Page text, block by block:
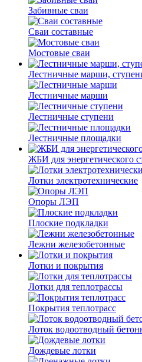
Забивные сваи
Сваи составные
Мостовые сваи
Лестничные марши,
Лестничные марши
Лестничные ступени
Лестничные площадки
ЖБИ для энергетического
Лотки электротехнические
Опоры ЛЭП
Плоские подкладки
Лежни железобетонные
Лотки и покрытия
Лотки для теплотрассы
Покрытия теплотрасс
Лоток водоотводный
Дождевые лотки